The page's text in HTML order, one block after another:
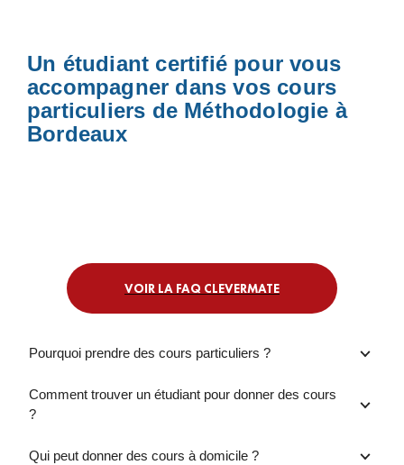
Un étudiant certifié pour vous
accompagner dans vos cours
particuliers de Méthodologie à
Bordeaux
VOIR LA FAQ CLEVERMATE
Pourquoi prendre des cours particuliers ?
Comment trouver un étudiant pour donner des cours
?
Qui peut donner des cours à domicile ?